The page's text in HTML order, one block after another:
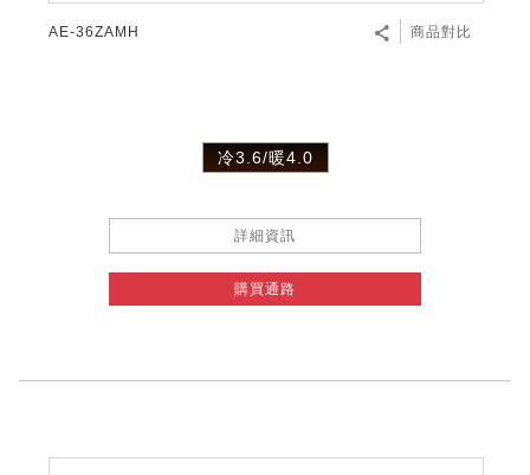
AE-36ZAMH 商品對比
冷3.6/暖4.0
詳細資訊
購買通路